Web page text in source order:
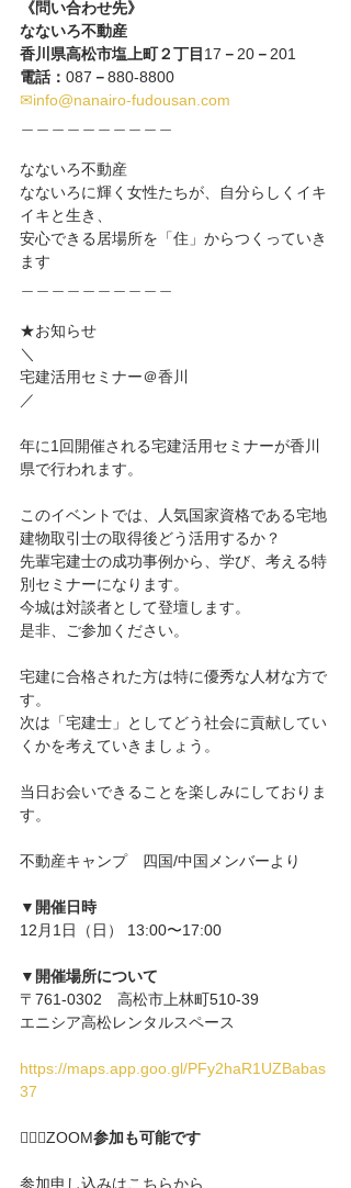
《問い合わせ先》
なないろ不動産
香川県高松市塩上町２丁目 17 －20 －201
電話： 087 －880-8800
✉info@nanairo-fudousan.com
なないろ不動産
なないろに輝く女性たちが、自分らしくイキ
イキと生き、
安心できる居場所を「住」からつくっていき
ます
★お知らせ
＼
宅建活用セミナー＠香川
／
年に1回開催される宅建活用セミナーが香川
県で行われます。
このイベントでは、人気国家資格である宅地
建物取引士の取得後どう活用するか？
先輩宅建士の成功事例から、学び、考える特
別セミナーになります。
今城は対談者として登壇します。
是非、ご参加ください。
宅建に合格された方は特に優秀な人材な方で
す。
次は「宅建士」としてどう社会に貢献してい
くかを考えていきましょう。
当日お会いできることを楽しみにしておりま
す。
不動産キャンプ　四国/中国メンバーより
▼ 開催日時
12月1日（日） 13:00〜17:00
▼ 開催場所について
〒761-0302　高松市上林町510-39
エニシア高松レンタルスペース
https://maps.app.goo.gl/PFy2haR1UZBabas
37
🙆🏻‍♂️ZOOM参加も可能です
参加申し込みはこちらから